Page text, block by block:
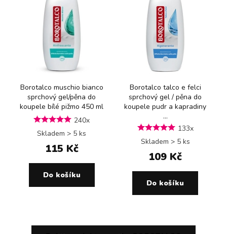
Borotalco muschio bianco
sprchový gel/pěna do
koupele bílé pižmo 450 ml
240x
Skladem > 5 ks
115 Kč
Do košíku
Borotalco talco e felci
sprchový gel / pěna do
koupele pudr a kapradiny
...
133x
Skladem > 5 ks
109 Kč
Do košíku